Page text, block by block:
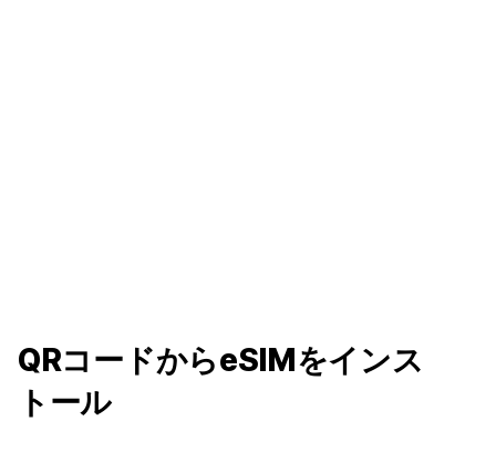
QRコードからeSIMをインス
トール